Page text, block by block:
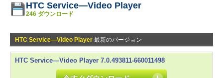
HTC Service—Video Player
246 ダウンロード
HTC Service—Video Player 最新のバージョン
HTC Service—Video Player 7.0.493811-660011498